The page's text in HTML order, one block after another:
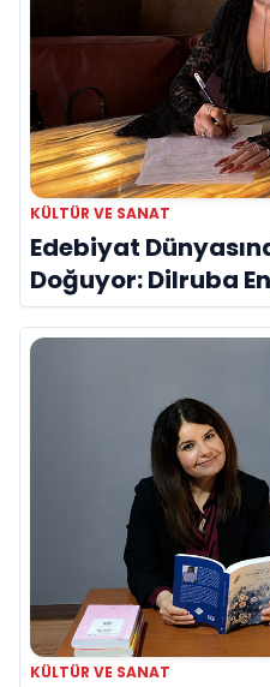
KÜLTÜR VE SANAT
Edebiyat
Doğuyor: Dilruba
Evreni ‘AVENOİR’
KÜLTÜR VE SANAT